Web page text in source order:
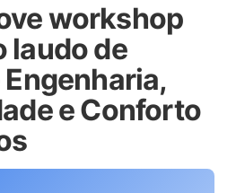
workshop
laudo de
e Conforto